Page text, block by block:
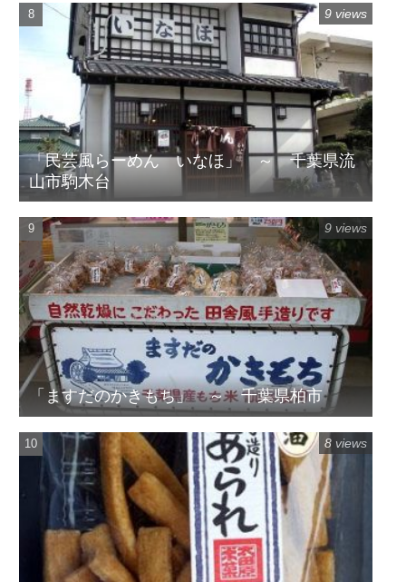
「民芸風らーめん いなほ」 ～ 千葉県流
山市駒木台
9 views
「ますだのかきもち」 ～ 千葉県柏市
9 views
8 views